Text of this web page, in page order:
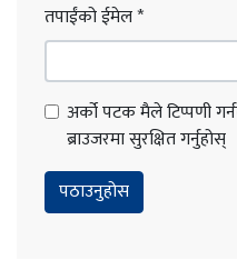
तपाईंको ईमेल*
अर्को पटक मैले टिप्पणी
ब्राउजरमा सुरक्षित गर्नुहोस्